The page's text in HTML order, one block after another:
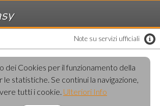
Note su servizi ufficiali
dei Cookies per il funzionamento della
statistiche. Se continui la navigazione,
tutti i cookie. Ulteriori Info